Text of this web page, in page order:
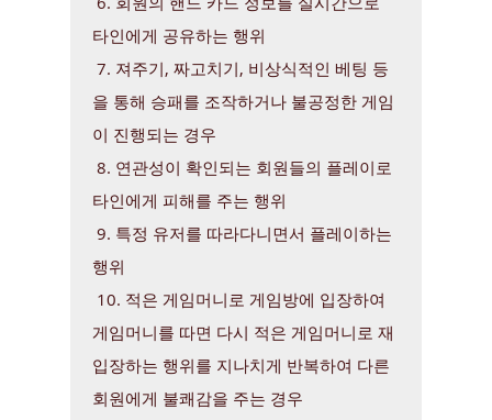
타인에게 공유하는 행위
7. 져주기, 짜고치기, 비상식적인 베팅 등
을 통해 승패를 조작하거나 불공정한 게임
이 진행되는 경우
8. 연관성이 확인되는 회원들의 플레이로
타인에게 피해를 주는 행위
9. 특정 유저를 따라다니면서 플레이하는
행위
10. 적은 게임머니로 게임방에 입장하여
게임머니를 따면 다시 적은 게임머니로 재
입장하는 행위를 지나치게 반복하여 다른
회원에게 불쾌감을 주는 경우